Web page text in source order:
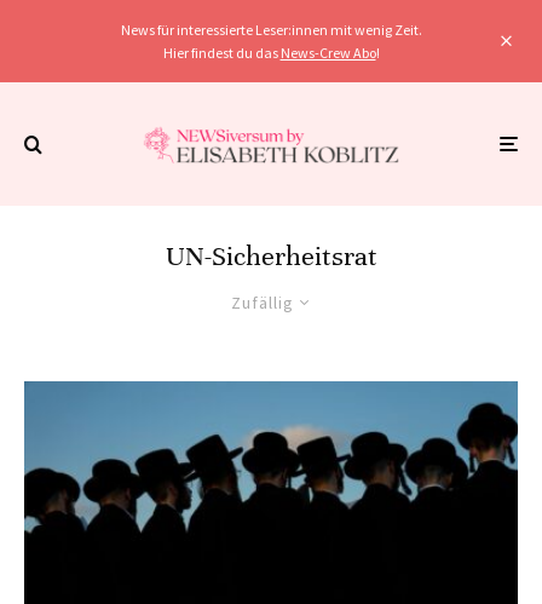
News für interessierte Leser:innen mit wenig Zeit.
Hier findest du das News-Crew Abo!
UN-Sicherheitsrat
Zufällig